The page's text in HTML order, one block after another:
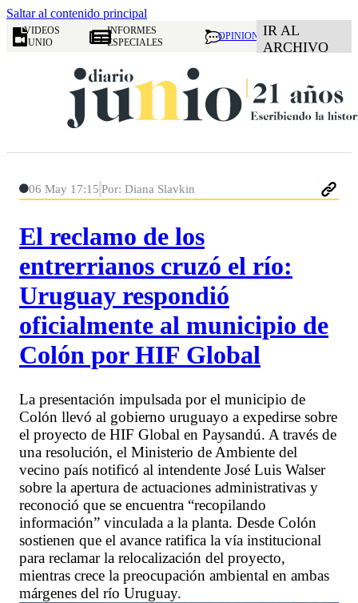
Saltar al contenido principal
VIDEOS
JUNIO
INFORMES
ESPECIALES
OPINION IR AL
ARCHIVO
06 May 17:15 Por: Diana Slavkin
El reclamo de los
entrerrianos cruzó el río:
Uruguay respondió
oficialmente al municipio de
Colón por HIF Global
La presentación impulsada por el municipio de
Colón llevó al gobierno uruguayo a expedirse sobre
el proyecto de HIF Global en Paysandú. A través de
una resolución, el Ministerio de Ambiente del
vecino país notificó al intendente José Luis Walser
sobre la apertura de actuaciones administrativas y
reconoció que se encuentra “recopilando
información” vinculada a la planta. Desde Colón
sostienen que el avance ratifica la vía institucional
para reclamar la relocalización del proyecto,
mientras crece la preocupación ambiental en ambas
márgenes del río Uruguay.